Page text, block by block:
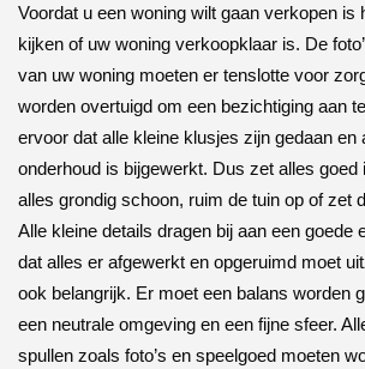
Voordat u een woning wilt gaan verkopen is
kijken of uw woning verkoopklaar is. De
van uw woning moeten er tenslotte voor
worden overtuigd om een bezichtiging aan
ervoor dat alle kleine klusjes zijn gedaan en
onderhoud is bijgewerkt. Dus zet alles goed
alles grondig schoon, ruim de tuin op of zet
Alle kleine details dragen bij aan een goede
dat alles er afgewerkt en opgeruimd moet
ook belangrijk. Er moet een balans worden
een neutrale omgeving en een fijne sfeer.
spullen zoals foto’s en speelgoed moeten